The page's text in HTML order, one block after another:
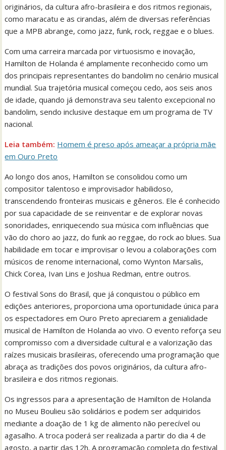
originários, da cultura afro-brasileira e dos ritmos regionais,
como maracatu e as cirandas, além de diversas referências
que a MPB abrange, como jazz, funk, rock, reggae e o blues.
Com uma carreira marcada por virtuosismo e inovação,
Hamilton de Holanda é amplamente reconhecido como um
dos principais representantes do bandolim no cenário musical
mundial. Sua trajetória musical começou cedo, aos seis anos
de idade, quando já demonstrava seu talento excepcional no
bandolim, sendo inclusive destaque em um programa de TV
nacional.
Leia também: Homem é preso após ameaçar a própria mãe
em Ouro Preto
Ao longo dos anos, Hamilton se consolidou como um
compositor talentoso e improvisador habilidoso,
transcendendo fronteiras musicais e gêneros. Ele é conhecido
por sua capacidade de se reinventar e de explorar novas
sonoridades, enriquecendo sua música com influências que
vão do choro ao jazz, do funk ao reggae, do rock ao blues. Sua
habilidade em tocar e improvisar o levou a colaborações com
músicos de renome internacional, como Wynton Marsalis,
Chick Corea, Ivan Lins e Joshua Redman, entre outros.
O festival Sons do Brasil, que já conquistou o público em
edições anteriores, proporciona uma oportunidade única para
os espectadores em Ouro Preto apreciarem a genialidade
musical de Hamilton de Holanda ao vivo. O evento reforça seu
compromisso com a diversidade cultural e a valorização das
raízes musicais brasileiras, oferecendo uma programação que
abraça as tradições dos povos originários, da cultura afro-
brasileira e dos ritmos regionais.
Os ingressos para a apresentação de Hamilton de Holanda
no Museu Boulieu são solidários e podem ser adquiridos
mediante a doação de 1 kg de alimento não perecível ou
agasalho. A troca poderá ser realizada a partir do dia 4 de
agosto, a partir das 12h. A programação completa do festival